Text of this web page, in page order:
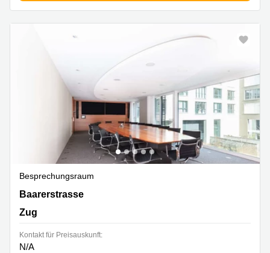
Besprechungsraum
Baarerstrasse 52, Zug
Baarerstrasse
Zug
Kontakt für Preisauskunft:
N/A